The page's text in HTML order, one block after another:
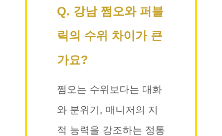
Q. 강남 쩜오와 퍼블
릭의 수위 차이가 큰
가요?
쩜오는 수위보다는 대화
와 분위기, 매니저의 지
적 능력을 강조하는 정통